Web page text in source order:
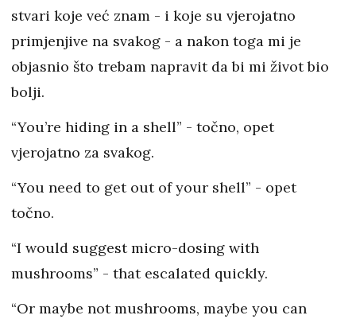
stvari koje već znam - i koje su vjerojatno
primjenjive na svakog - a nakon toga mi je
objasnio što trebam napravit da bi mi život bio
bolji.
“You’re hiding in a shell” - točno, opet
vjerojatno za svakog.
“You need to get out of your shell” - opet
točno.
“I would suggest micro-dosing with
mushrooms” - that escalated quickly.
“Or maybe not mushrooms, maybe you can